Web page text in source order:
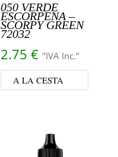
050 VERDE
ESCORPENA –
SCORPY GREEN
72032
2.75 € "IVA Inc."
A LA CESTA